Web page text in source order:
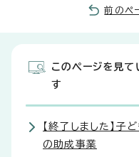
前のペ
このページを見て
す
【終了しました】子
の助成事業